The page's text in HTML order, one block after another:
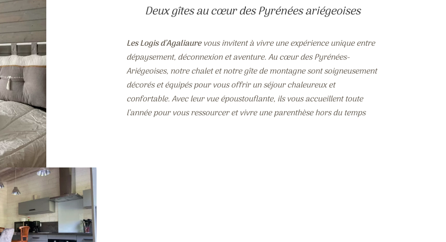
Deux gîtes au cœur des Pyrénées ariégeoises
Les Logis d’Agaliaurevous invitent à vivre une expérience unique entre
dépaysement, déconnexion et aventure. Au cœur des Pyrénées-
Ariégeoises, notre chalet et notre gîte de montagne sont soigneusement
décorés et équipés pour vous offrir un séjour chaleureux et
confortable. Avec leur vue époustouflante, ils vous accueillent toute
l’année pour vous ressourcer et vivre une parenthèse hors du temps